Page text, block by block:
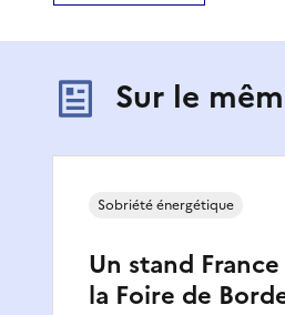
Sur le
Un stand France
la Foire de
Sobriété énergétique